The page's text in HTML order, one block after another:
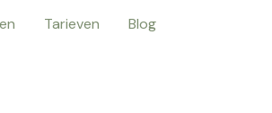
Tarieven
Blog